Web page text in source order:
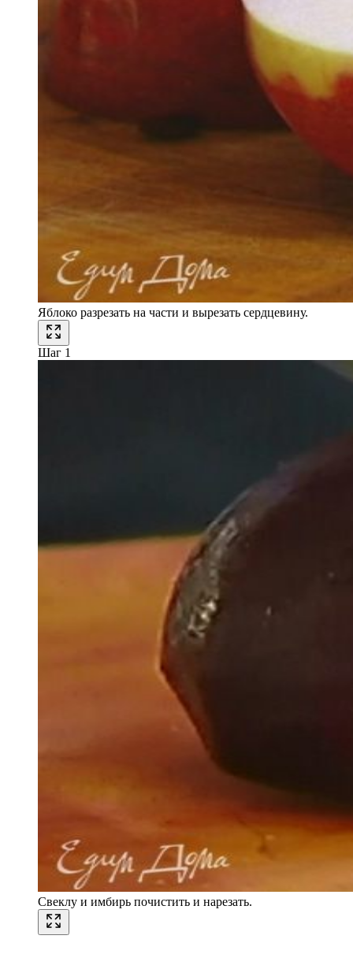
Яблоко разрезать на части и вырезать сердцевину.
Шаг 1
Свеклу и имбирь почистить и нарезать.